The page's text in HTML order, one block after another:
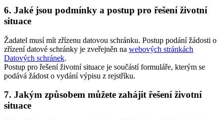
6. Jaké jsou podmínky a postup pro řešení životní
situace
Žadatel musí mít zřízenu datovou schránku. Postup podání žádosti o
zřízení datové schránky je zveřejněn na webových stránkách
Datových schránek.
Postup pro řešení životní situace je součástí formuláře, kterým se
podává žádost o vydání výpisu z rejstříku.
7. Jakým způsobem můžete zahájit řešení životní
situace